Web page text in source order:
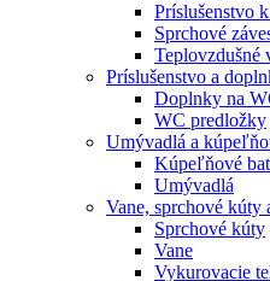
Príslušenstvo
Sprchové
Teplovzdušné
Príslušenstvo a
Doplnky na
WC predložky
Umývadlá a
Kúpeľňové
Umývadlá
Vane, sprchové kúty
Sprchové kúty
Vane
Vykurovacie